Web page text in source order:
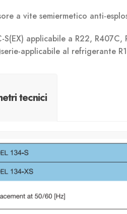
a vite semiermetico anti-
S(EX) applicabile a R22,
applicabile al refrigerante
tecnici